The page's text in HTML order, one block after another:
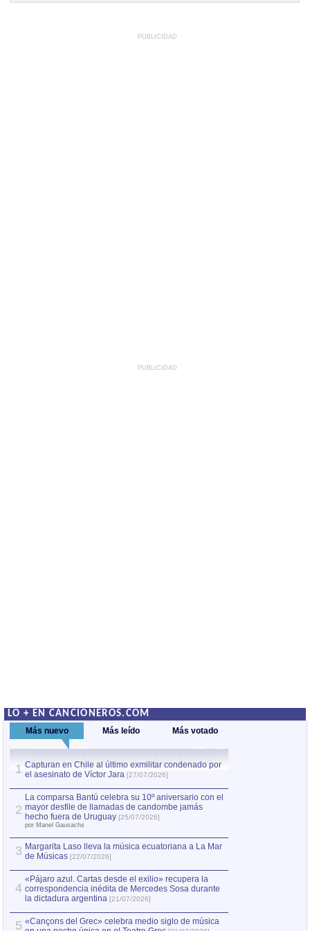
PUBLICIDAD
PUBLICIDAD
LO + EN CANCIONEROS.COM
Más nuevo Más leído Más votado
1 Capturan en Chile al último exmilitar condenado por
el asesinato de Víctor Jara [27/07/2026]
2
La comparsa Bantú celebra su 10º aniversario con el
mayor desfile de llamadas de candombe jamás
hecho fuera de Uruguay [25/07/2026]
por Manel Gausachs
3 Margarita Laso lleva la música ecuatoriana a La Mar
de Músicas [22/07/2026]
4
«Pájaro azul. Cartas desde el exilio» recupera la
correspondencia inédita de Mercedes Sosa durante
la dictadura argentina [21/07/2026]
5 «Cançons del Grec» celebra medio siglo de música